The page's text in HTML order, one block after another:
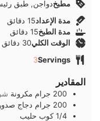
مطبخدواجن, طبق
مدة الإعداد15دقائق
دقائق
مدة الطبخ15دقائق
دقائق
الوقت الكلي30 دقائق
دقائق
Servings
3
المقادير
200 جرام مكرونة
200 جرام دجاج صدور
1/4 كوب حليب